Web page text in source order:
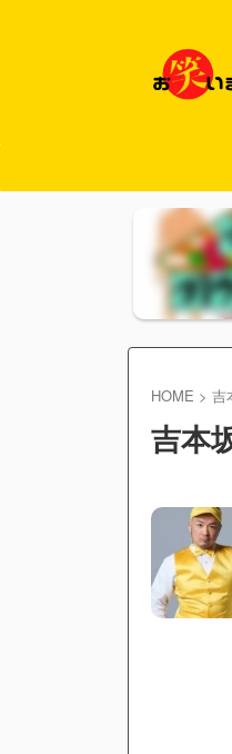
HOME > 吉
吉本